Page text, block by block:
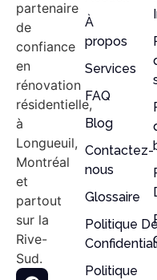
partenaire
de
confiance
en
rénovation
résidentielle,
à
Longueuil,
Montréal
et
partout
sur la
Rive-
Sud.
À
propos
Services
FAQ
Blog
Contactez-
nous
Glossaire
Politique
Politique